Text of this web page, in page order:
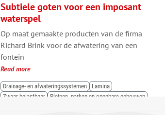
Subtiele goten voor een imposant
waterspel
Op maat gemaakte producten van de firma
Richard Brink voor de afwatering van een
fontein
Read more
Drainage- en afwateringssystemen
Lamina
Zwaar belastbaar
Pleinen, parken en openbare gebouwen